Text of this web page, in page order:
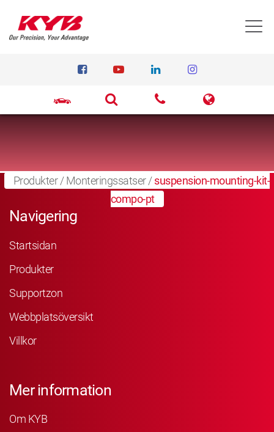
Produkter/Monteringssatser/suspension-mounting-kit-
compo-pt
Navigering
Startsidan
Produkter
Supportzon
Webbplatsöversikt
Villkor
Mer information
Om KYB